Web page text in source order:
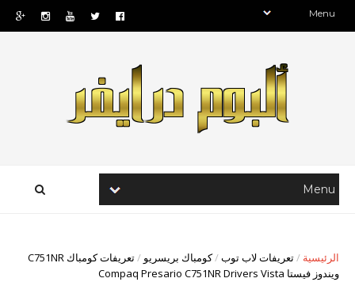
الرئيسية /تعريفات لاب توب/كومباك بريسريو /
تعريفات كومباك C751NR
ويندوز فيستا Compaq Presario C751NR Drivers Vista